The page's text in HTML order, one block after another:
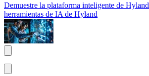
Demuestre la plataforma inteligente de Hyland
herramientas de IA de Hyland